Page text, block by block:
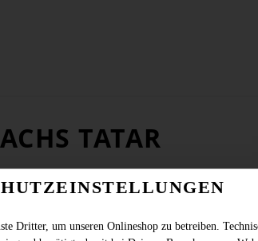
TATAR
Dritter, um unseren Onlineshop zu betreiben.